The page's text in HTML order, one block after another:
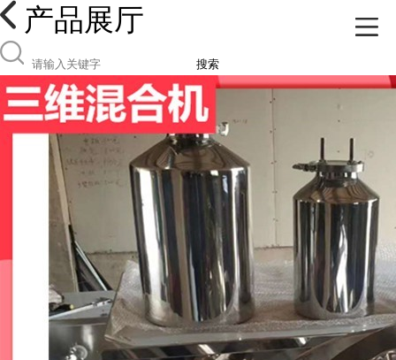
产品展厅
搜索